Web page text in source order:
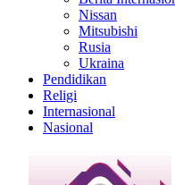
Nissan
Mitsubishi
Rusia
Ukraina
Pendidikan
Religi
Internasional
Nasional